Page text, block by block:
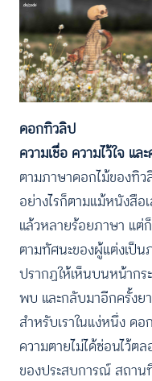
ดอกทิวลิป
ความเชื่อ ความไว้ใจ แ
ตามภาษาดอกไม้ของทิ
อย่างไรก็ตามแม้หนังสื
แล้วหลายร้อยภาษา แต่
ตามทัศนะของผู้แต่งเป็
ปรากฏให้เห็นบนหน้ากร
พบ และกลับมาอีกครั้งย
สำหรับเราในแง่หนึ่ง ด
ความตายไม่ได้ซ่อนไว้ต
ของประสบการณ์ สถาน